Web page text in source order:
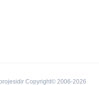
Copyright© 2006-2026